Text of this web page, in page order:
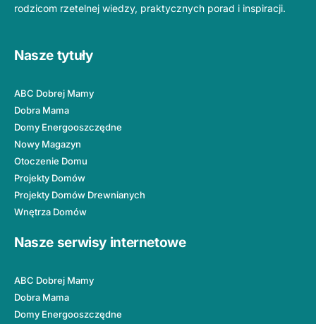
rodzicom rzetelnej wiedzy, praktycznych porad i inspiracji.
Nasze tytuły
ABC Dobrej Mamy
Dobra Mama
Domy Energooszczędne
Nowy Magazyn
Otoczenie Domu
Projekty Domów
Projekty Domów Drewnianych
Wnętrza Domów
Nasze serwisy internetowe
ABC Dobrej Mamy
Dobra Mama
Domy Energooszczędne